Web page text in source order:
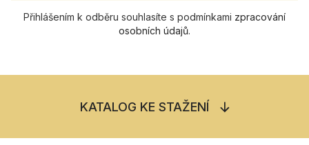
Přihlášením k odběru souhlasíte s podmínkami zpracování
osobních údajů.
KATALOG KE STAŽENÍ